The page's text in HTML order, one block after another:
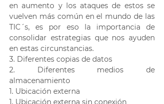
en aumento y los ataques de estos se
vuelven más común en el mundo de las
TIC´s, es por eso la importancia de
consolidar estrategias que nos ayuden
en estas circunstancias.
3. Diferentes copias de datos
2. Diferentes medios de
almacenamiento
1. Ubicación externa
1. Ubicación externa sin conexión